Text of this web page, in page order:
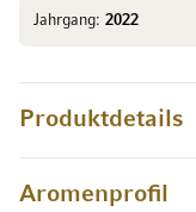
Jahrgang: 2022
Produktdetails
Aromenprofil